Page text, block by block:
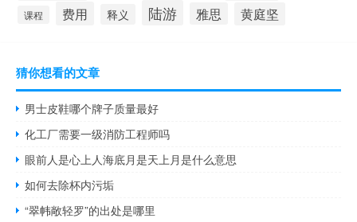
课程 费用 释义 陆游 雅思 黄庭坚
猜你想看的文章
男士皮鞋哪个牌子质量最好
化工厂需要一级消防工程师吗
眼前人是心上人海底月是天上月是什么意思
如何去除杯内污垢
“翠帏敞轻罗”的出处是哪里